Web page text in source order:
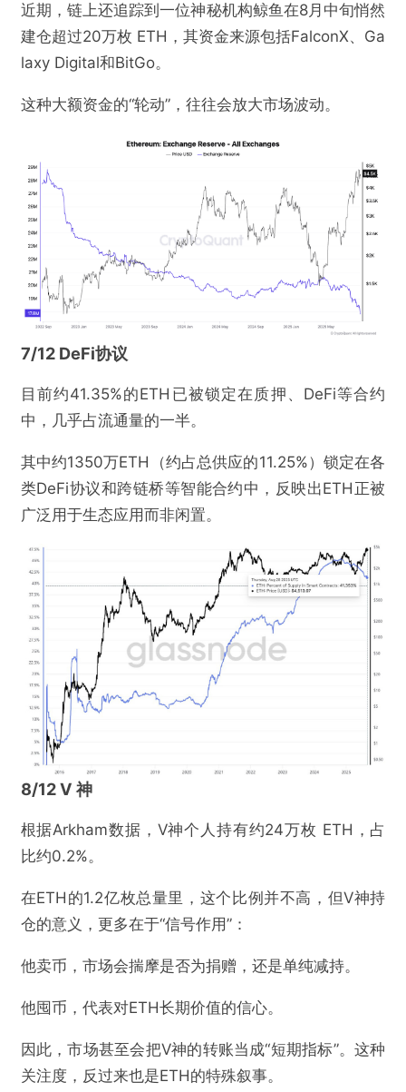
@区块新视野
5000亿美元的ETH，都分布在哪些人手里？
色情 诱导行为
不实信息 违法犯罪 其他
近期，链上还追踪到一位神秘机构鲸鱼在8月中旬悄然
建仓超过20万枚 ETH，其资金来源包括FalconX、Ga
laxy Digital和BitGo。
这种大额资金的“轮动”，往往会放大市场波动。
7/12 DeFi协议
目前约41.35%的ETH已被锁定在质押、DeFi等合约
中，几乎占流通量的一半。
其中约1350万ETH（约占总供应的11.25%）锁定在各
类DeFi协议和跨链桥等智能合约中，反映出ETH正被
广泛用于生态应用而非闲置。
8/12 V 神
根据Arkham数据，V神个人持有约24万枚 ETH，占
比约0.2%。
在ETH的1.2亿枚总量里，这个比例并不高，但V神持
仓的意义，更多在于“信号作用”：
他卖币，市场会揣摩是否为捐赠，还是单纯减持。
他囤币，代表对ETH长期价值的信心。
因此，市场甚至会把V神的转账当成“短期指标”。这种
关注度，反过来也是ETH的特殊叙事。